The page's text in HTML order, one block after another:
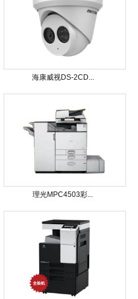
海康威视DS-2CD...
理光MPC4503彩...